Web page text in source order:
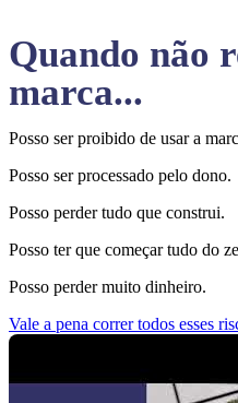
Quando não
marca...
Posso ser proibido de usar a
Posso ser processado pelo dono.
Posso perder tudo que construi.
Posso ter que começar tudo do
Posso perder muito dinheiro.
Vale a pena correr todos esses